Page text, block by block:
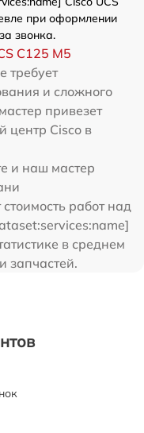
при оформлении
звонка.
C125 M5
требует
и сложного
привезет
центр Cisco в
и наш мастер
работ над
в среднем
запчастей.